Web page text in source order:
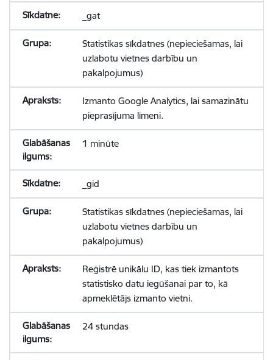
_gat
Statistikas sīkdatnes (nepieciešamas, lai
uzlabotu vietnes darbību un
pakalpojumus)
Izmanto Google Analytics, lai samazinātu
pieprasījuma līmeni.
1 minūte
_gid
Statistikas sīkdatnes (nepieciešamas, lai
uzlabotu vietnes darbību un
pakalpojumus)
Reģistrē unikālu ID, kas tiek izmantots
statistisko datu iegūšanai par to, kā
apmeklētājs izmanto vietni.
24 stundas